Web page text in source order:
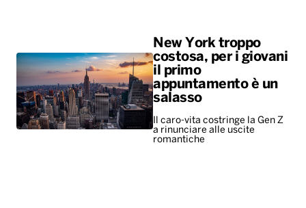
New York troppo
costosa, per i giovani
il primo
appuntamento è un
salasso
Il caro-vita costringe la Gen Z
a rinunciare alle uscite
romantiche